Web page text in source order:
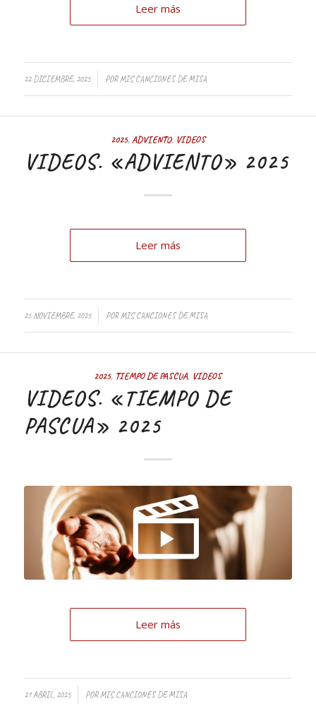
Leer más
22 DICIEMBRE, 2025 PORMIS CANCIONES DE MISA
2025,ADVIENTO, VIDEOS
VIDEOS. «ADVIENTO» 2025
Leer más
25 NOVIEMBRE, 2025 PORMIS CANCIONES DE MISA
2025, TIEMPO DE PASCUA, VIDEOS
VIDEOS. «TIEMPO DE
PASCUA» 2025
Leer más
21 ABRIL, 2025 PORMIS CANCIONES DE MISA